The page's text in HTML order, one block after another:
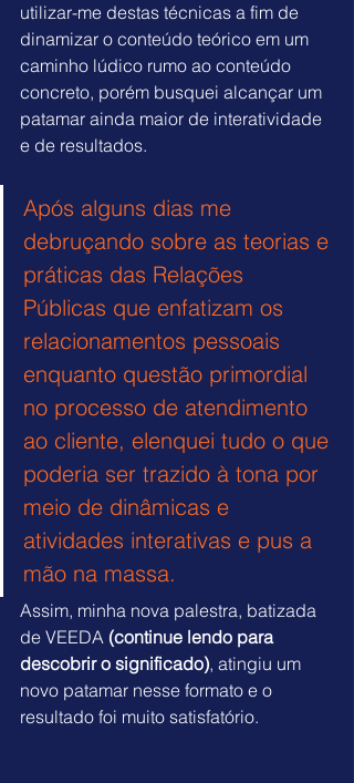
utilizar-me destas técnicas a fim de
dinamizar o conteúdo teórico em um
caminho lúdico rumo ao conteúdo
concreto, porém busquei alcançar um
patamar ainda maior de interatividade
e de resultados.
Após alguns dias me
debruçando sobre as teorias e
práticas das Relações
Públicas que enfatizam os
relacionamentos pessoais
enquanto questão primordial
no processo de atendimento
ao cliente, elenquei tudo o que
poderia ser trazido à tona por
meio de dinâmicas e
atividades interativas e pus a
mão na massa.
Assim, minha nova palestra, batizada
de VEEDA (continue lendo para
descobrir o significado), atingiu um
novo patamar nesse formato e o
resultado foi muito satisfatório.